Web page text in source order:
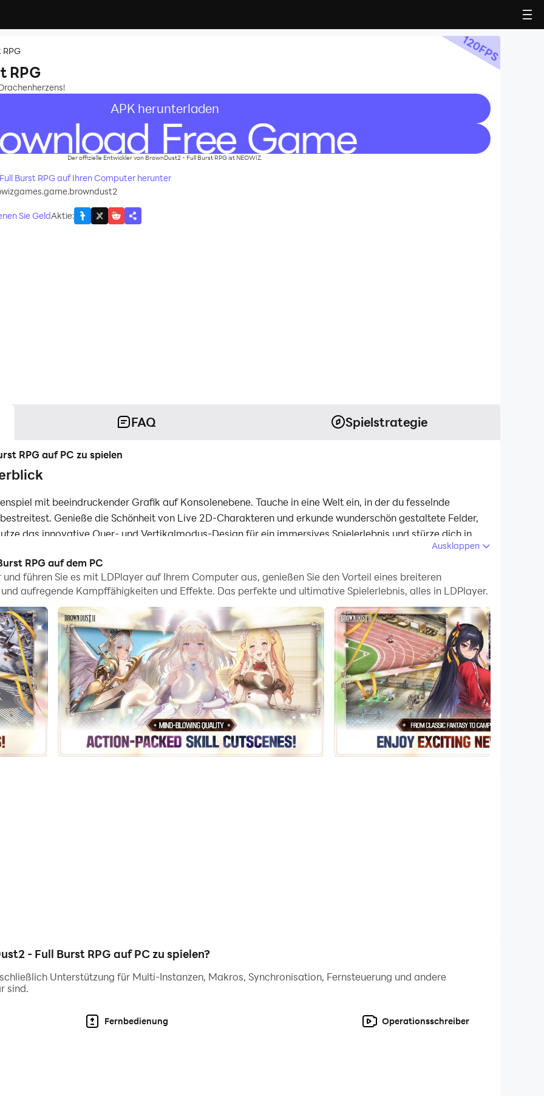
RPG
APK herunterladen
Der offizielle Entwickler von BrownDust2 - Full Burst RPG ist NEOWIZ.
Burst RPG auf Ihren Computer herunter
Sie GeldAktie:
120FPS
FAQ Spielstrategie
RPG auf PC zu spielen
mit beeindruckender Grafik auf Konsolenebene. Tauche in eine Welt ein, in der du fesselnde
Genieße die Schönheit von Live 2D-Charakteren und erkunde wunderschön gestaltete Felder,
das innovative Quer- und Vertikalmodus-Design für ein immersives Spielerlebnis und stürze dich in
und im herausfordernden Evil Castle-Modus. Sammle Anwerbungsverträge und starte dein
Evil Castle vor
Ausklappen
RPG auf dem PC
führen Sie es mit LDPlayer auf Ihrem Computer aus, genießen Sie den Vorteil eines breiteren
aufregende Kampffähigkeiten und Effekte. Das perfekte und ultimative Spielerlebnis, alles in LDPlayer.
- Full Burst RPG auf PC zu spielen?
Unterstützung für Multi-Instanzen, Makros, Synchronisation, Fernsteuerung und andere
sind.
Fernbedienung Operationsschreiber